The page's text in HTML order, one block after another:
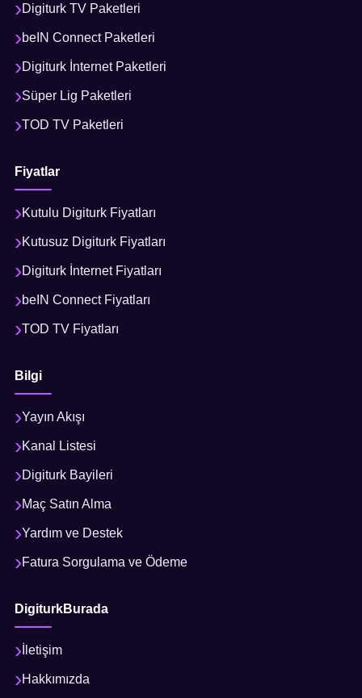
Digiturk TV Paketleri
beIN Connect Paketleri
Digiturk İnternet Paketleri
Süper Lig Paketleri
TOD TV Paketleri
Fiyatlar
Kutulu Digiturk Fiyatları
Kutusuz Digiturk Fiyatları
Digiturk İnternet Fiyatları
beIN Connect Fiyatları
TOD TV Fiyatları
Bilgi
Yayın Akışı
Kanal Listesi
Digiturk Bayileri
Maç Satın Alma
Yardım ve Destek
Fatura Sorgulama ve Ödeme
DigiturkBurada
İletişim
Hakkımızda